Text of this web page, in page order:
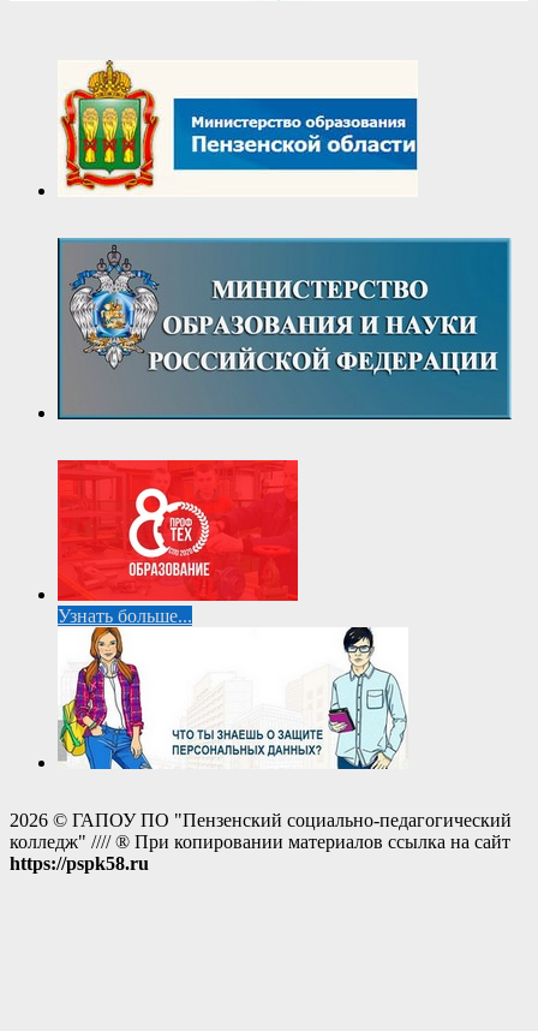
Узнать больше...
2026 © ГАПОУ ПО "Пензенский социально-педагогический
колледж" //// ® При копировании материалов ссылка на сайт
https://pspk58.ru